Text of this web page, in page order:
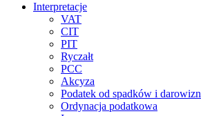
Interpretacje
VAT
CIT
PIT
Ryczałt
PCC
Akcyza
Podatek od spadków i darowizn
Ordynacja podatkowa